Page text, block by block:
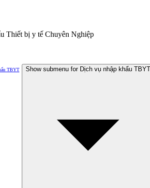
Thiết bị y tế Chuyên Nghiệp
TBYT
Show submenu for Dịch vụ nhập khẩu TBYT